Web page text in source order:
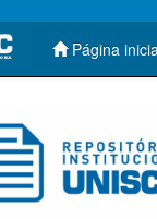
Página